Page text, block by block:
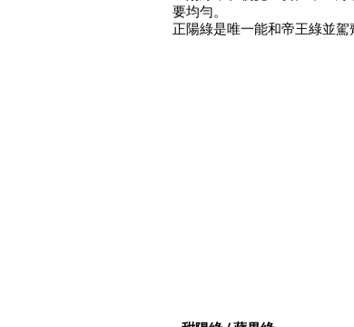
要均勻。​
正陽綠是唯一能和帝王綠並